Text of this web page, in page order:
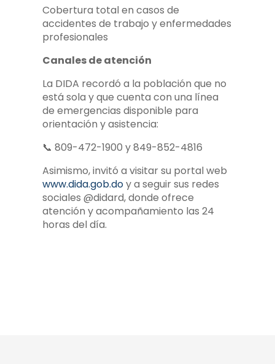
Cobertura total en casos de
accidentes de trabajo y enfermedades
profesionales
Canales de atención
La DIDA recordó a la población que no
está sola y que cuenta con una línea
de emergencias disponible para
orientación y asistencia:
📞 809-472-1900 y 849-852-4816
Asimismo, invitó a visitar su portal web
www.dida.gob.doy a seguir sus redes
sociales @didard, donde ofrece
atención y acompañamiento las 24
horas del día.